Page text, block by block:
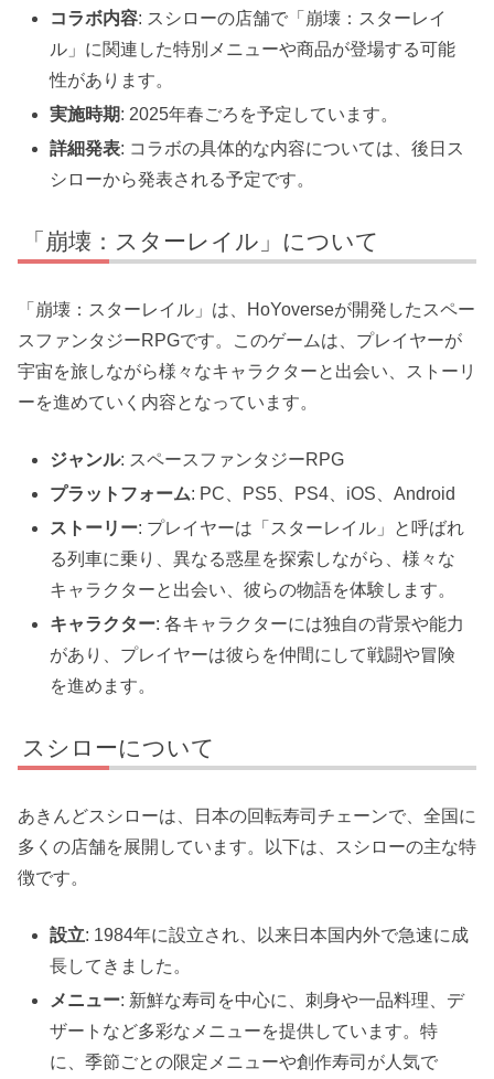
コラボ内容: スシローの店舗で「崩壊：スターレイ
ル」に関連した特別メニューや商品が登場する可能
性があります。
実施時期: 2025年春ごろを予定しています。
詳細発表: コラボの具体的な内容については、後日ス
シローから発表される予定です。
「崩壊：スターレイル」について
「崩壊：スターレイル」は、HoYoverseが開発したスペー
スファンタジーRPGです。このゲームは、プレイヤーが
宇宙を旅しながら様々なキャラクターと出会い、ストーリ
ーを進めていく内容となっています。
ジャンル: スペースファンタジーRPG
プラットフォーム: PC、PS5、PS4、iOS、Android
ストーリー: プレイヤーは「スターレイル」と呼ばれ
る列車に乗り、異なる惑星を探索しながら、様々な
キャラクターと出会い、彼らの物語を体験します。
キャラクター: 各キャラクターには独自の背景や能力
があり、プレイヤーは彼らを仲間にして戦闘や冒険
を進めます。
スシローについて
あきんどスシローは、日本の回転寿司チェーンで、全国に
多くの店舗を展開しています。以下は、スシローの主な特
徴です。
設立: 1984年に設立され、以来日本国内外で急速に成
長してきました。
メニュー: 新鮮な寿司を中心に、刺身や一品料理、デ
ザートなど多彩なメニューを提供しています。特
に、季節ごとの限定メニューや創作寿司が人気で